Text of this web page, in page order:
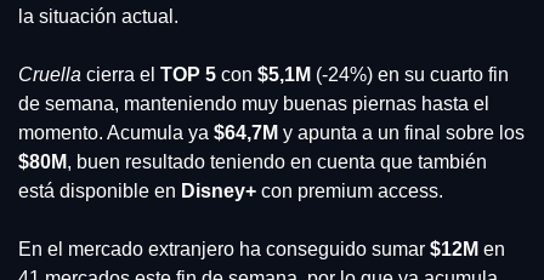
la situación actual.
Cruella cierra el TOP 5 con $5,1M (-24%) en su cuarto fin
de semana, manteniendo muy buenas piernas hasta el
momento. Acumula ya $64,7M
$80M, buen resultado teniendo en cuenta que también
está disponible en Disney+ con premium access.
En el mercado extranjero ha conseguido sumar $12M en